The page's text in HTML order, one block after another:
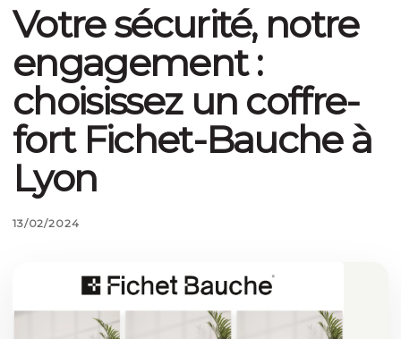
Votre sécurité, notre
engagement :
choisissez un coffre-
fort Fichet-Bauche à
Lyon
13/02/2024